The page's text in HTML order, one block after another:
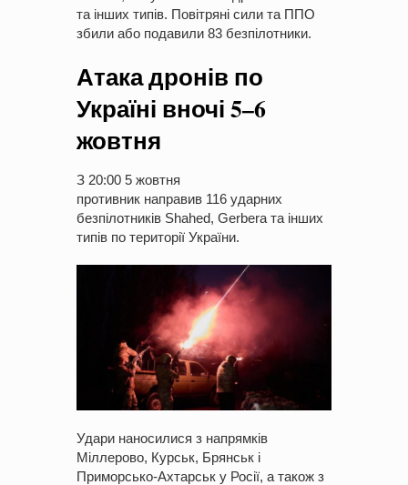
та інших типів. Повітряні сили та ППО
збили або подавили 83 безпілотники.
Атака дронів по
Україні вночі 5–6
жовтня
З 20:00 5 жовтня
противник направив 116 ударних
безпілотників Shahed, Gerbera та інших
типів по території України.
Удари наносилися з напрямків
Міллерово, Курськ, Брянськ і
Приморсько-Ахтарськ у Росії, а також з